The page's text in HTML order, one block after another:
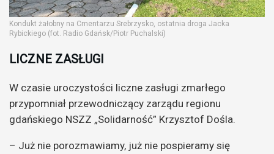
Kondukt żałobny na Cmentarzu Srebrzysko, ostatnia droga Jacka
Rybickiego (fot. Radio Gdańsk/Piotr Puchalski)
LICZNE ZASŁUGI
W czasie uroczystości liczne zasługi zmarłego
przypomniał przewodniczący zarządu regionu
gdańskiego NSZZ „Solidarność” Krzysztof Dośla.
– Już nie porozmawiamy, już nie pospieramy się